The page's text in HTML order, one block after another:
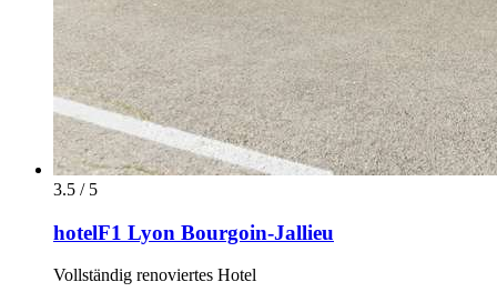
3.5 / 5
hotelF1 Lyon Bourgoin-Jallieu
Vollständig renoviertes Hotel